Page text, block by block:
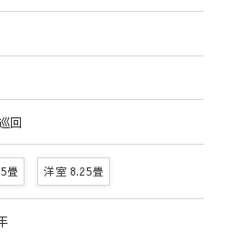
回
畳 洋室 8.25畳